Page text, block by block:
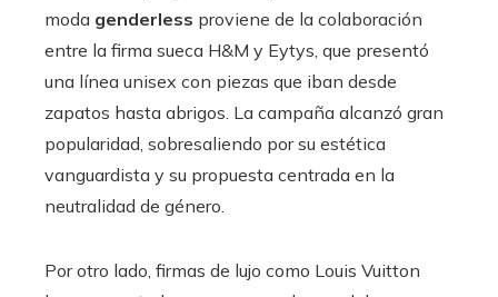
moda genderless proviene de la colaboración
entre la firma sueca H&M y Eytys, que presentó
una línea unisex con piezas que iban desde
zapatos hasta abrigos. La campaña alcanzó gran
popularidad, sobresaliendo por su estética
vanguardista y su propuesta centrada en la
neutralidad de género.
Por otro lado, firmas de lujo como Louis Vuitton